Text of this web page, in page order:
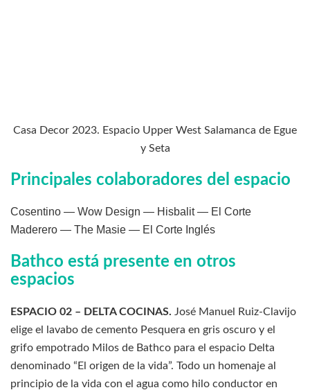
Casa Decor 2023. Espacio Upper West Salamanca de Egue
y Seta
Principales colaboradores del espacio
Cosentino — Wow Design — Hisbalit — El Corte
Maderero — The Masie — El Corte Inglés
Bathco está presente en otros
espacios
ESPACIO 02 – DELTA COCINAS. José Manuel Ruiz-Clavijo
elige el lavabo de cemento Pesquera en gris oscuro y el
grifo empotrado Milos de Bathco para el espacio Delta
denominado “El origen de la vida”. Todo un homenaje al
principio de la vida con el agua como hilo conductor en